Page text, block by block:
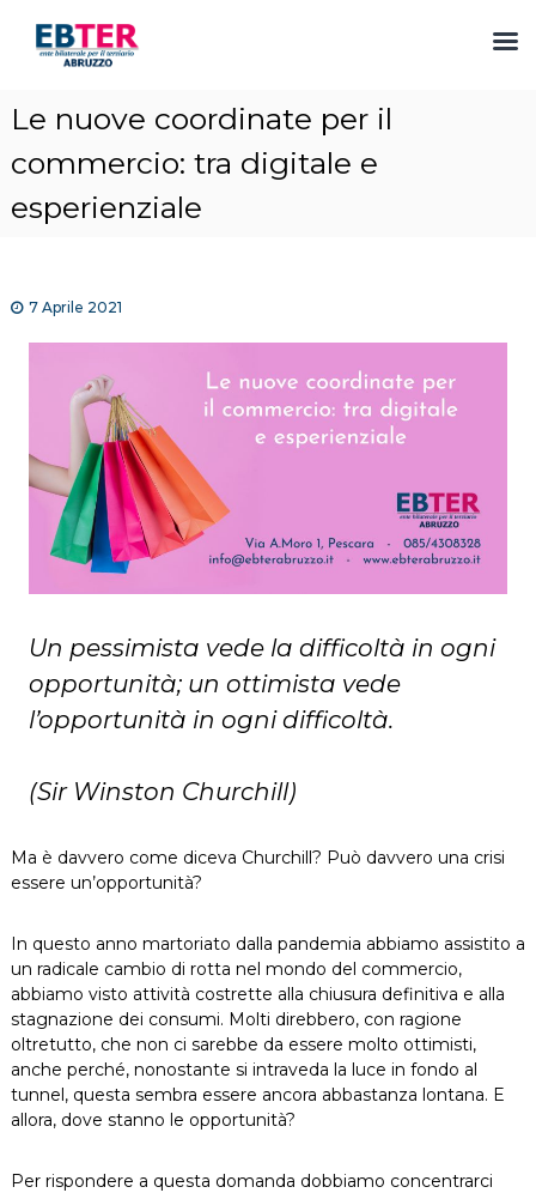
Le nuove coordinate per il
commercio: tra digitale e
esperienziale
7 Aprile 2021
Un pessimista vede la difficoltà in ogni
opportunità; un ottimista vede
l’opportunità in ogni difficoltà.
(Sir Winston Churchill)
Ma è davvero come diceva Churchill? Può davvero una crisi
essere un’opportunità?
In questo anno martoriato dalla pandemia abbiamo assistito a
un radicale cambio di rotta nel mondo del commercio,
abbiamo visto attività costrette alla chiusura definitiva e alla
stagnazione dei consumi. Molti direbbero, con ragione
oltretutto, che non ci sarebbe da essere molto ottimisti,
anche perché, nonostante si intraveda la luce in fondo al
tunnel, questa sembra essere ancora abbastanza lontana. E
allora, dove stanno le opportunità?
Per rispondere a questa domanda dobbiamo concentrarci